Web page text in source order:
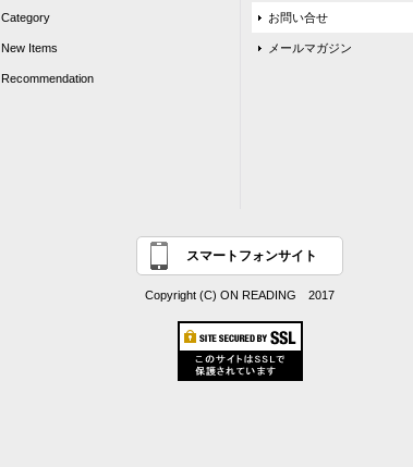
Category
New Items
Recommendation
お問い合せ
メールマガジン
スマートフォンサイト
Copyright (C) ON READING 2017